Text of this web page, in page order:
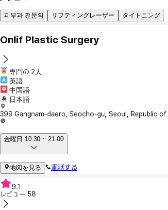
피부과 전문의 リフティングレーザー タイトニング
Onlif Plastic Surgery
専門の 2人
英語
中国語
日本語
399 Gangnam-daero, Seocho-gu, Seoul, Republic of
金曜日 10:30 ~ 21:00
地図を見る 電話する
9.1
レビュー 58